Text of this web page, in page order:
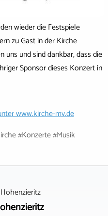
wieder die Festspiele
zu Gast in der Kirche
uns und sind dankbar, dass die
Sponsor dieses Konzert in
www.kirche-mv.de
#Konzerte #Musik
Hohenzieritz